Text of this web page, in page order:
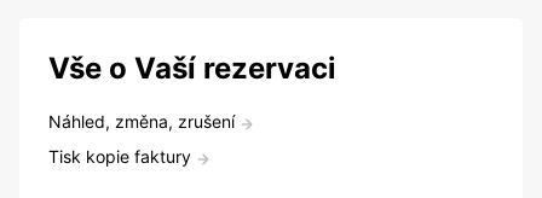
Vše o Vaší rezervaci
Náhled, změna, zrušení
Tisk kopie faktury